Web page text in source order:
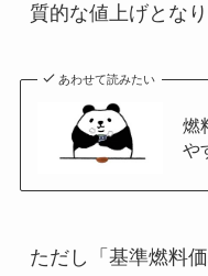
質的な値上げとなり
あわせて読みたい
燃
や
ただし「基準燃料